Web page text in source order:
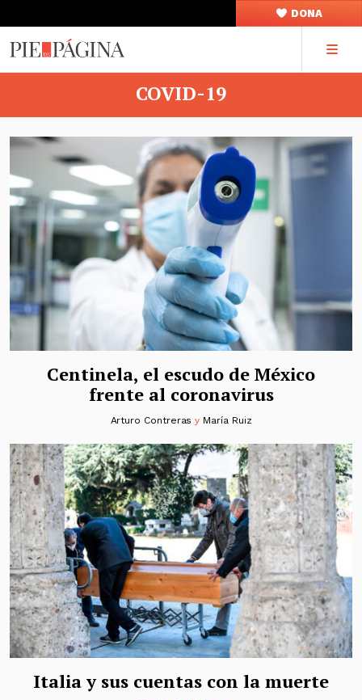
DONA
COVID-19
Centinela, el escudo de México
frente al coronavirus
Arturo Contreras y María Ruiz
Italia y sus cuentas con la muerte